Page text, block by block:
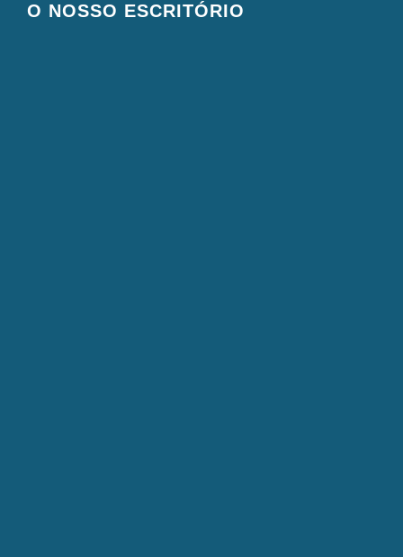
O NOSSO ESCRITÓRIO